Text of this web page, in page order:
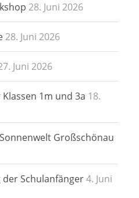
28. Juni 2026
28. Juni 2026
Juni 2026
1m und 3a 18.
Großschönau
Schulanfänger4. Juni